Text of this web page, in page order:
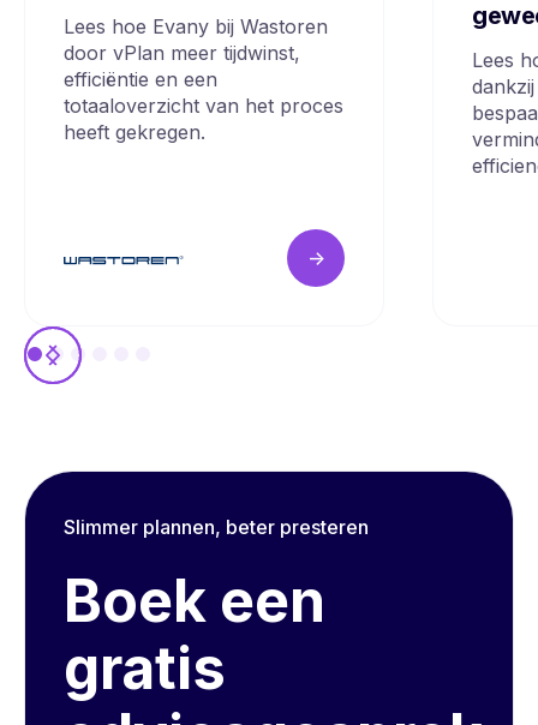
Lees hoe Evany bij Wastoren
door vPlan meer tijdwinst,
efficiëntie en een
totaaloverzicht van het proces
heeft gekregen.
->
Lees
Slimmer plannen, beter presteren
Boek een
gratis